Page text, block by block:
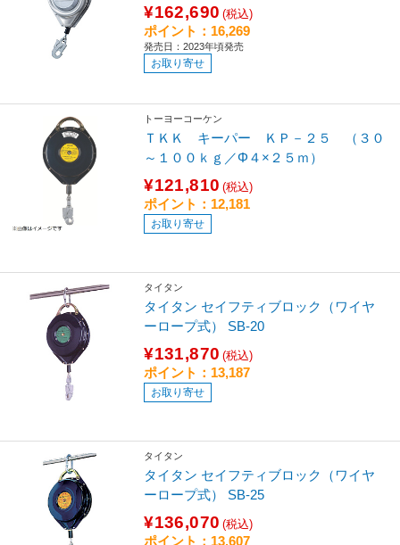
¥162,690 (税込)
ポイント：16,269
発売日：2023年頃発売
お取り寄せ
トーヨーコーケン
ＴＫＫ キーパー ＫＰ－２５ （３０
～１００ｋｇ／Φ４×２５ｍ）
¥121,810 (税込)
ポイント：12,181
お取り寄せ
タイタン
タイタン セイフティブロック（ワイヤ
ーロープ式） SB-20
¥131,870 (税込)
ポイント：13,187
お取り寄せ
タイタン
タイタン セイフティブロック（ワイヤ
ーロープ式） SB-25
¥136,070 (税込)
ポイント：13,607